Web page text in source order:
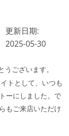
更新日期:
2025-05-30
ございます。
トとして、いつも
ーにしました。で
もご来店いただけ